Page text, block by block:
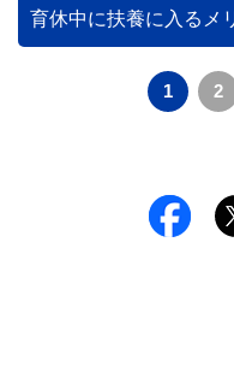
データをも
ントを分か
育休中に扶養に入るメ
1 2